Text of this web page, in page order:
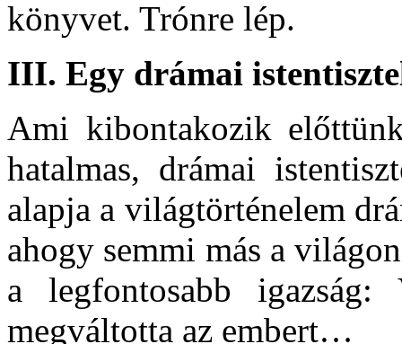
könyvet. Trónre lép.
III. Egy drámai
Ami kibontakozik
hatalmas, drámai
alapja a világtörténelem
ahogy semmi más a
a legfontosabb
megváltotta az embert…